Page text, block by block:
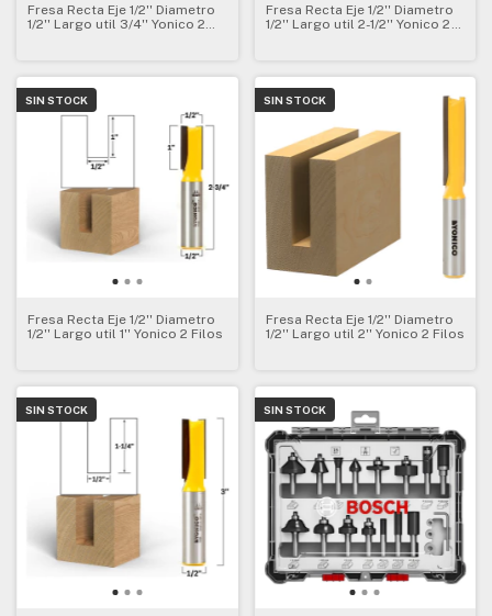
Fresa Recta Eje 1/2'' Diametro
1/2'' Largo util 3/4'' Yonico 2
Fresa Recta Eje 1/2'' Diametro
1/2'' Largo util 2-1/2'' Yonico 2
SIN STOCK
Fresa Recta Eje 1/2'' Diametro
1/2'' Largo util 1'' Yonico 2 Filos
SIN STOCK
Fresa Recta Eje 1/2'' Diametro
1/2'' Largo util 2'' Yonico 2 Filos
SIN STOCK SIN STOCK